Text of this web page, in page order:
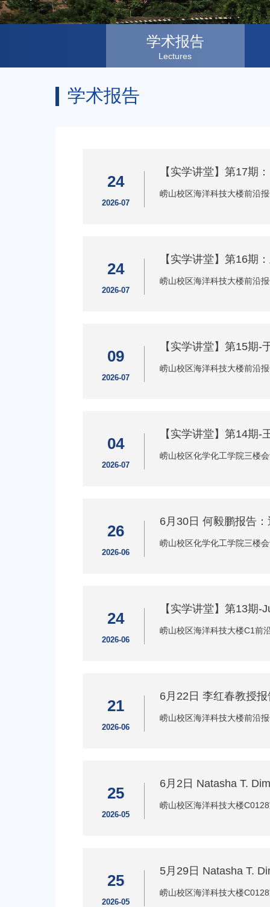
学术报告
Lectures
学术报告
24
2026-07
【实学讲堂】第17期
崂山校区海洋科技大楼前沿
24
2026-07
【实学讲堂】第16期
崂山校区海洋科技大楼前沿
09
2026-07
【实学讲堂】第15期-
崂山校区海洋科技大楼前沿
04
2026-07
【实学讲堂】第14期-
崂山校区化学化工学院三楼
26
2026-06
6月30日 何毅鹏报告
崂山校区化学化工学院三楼
24
2026-06
【实学讲堂】第13期-
崂山校区海洋科技大楼C1前
21
2026-06
6月22日 李红春教授
崂山校区海洋科技大楼前沿
25
2026-05
6月2日 Natasha T.
崂山校区海洋科技大楼
25
2026-05
5月29日 Natasha T.
崂山校区海洋科技大楼